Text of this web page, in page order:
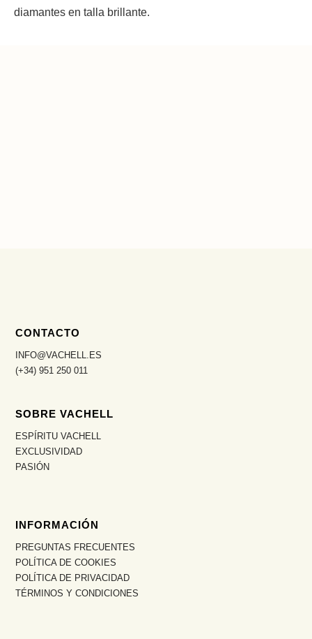
diamantes en talla brillante.
CONTACTO
INFO@VACHELL.ES
(+34) 951 250 011
SOBRE VACHELL
ESPÍRITU VACHELL
EXCLUSIVIDAD
PASIÓN
INFORMACIÓN
PREGUNTAS FRECUENTES
POLÍTICA DE COOKIES
POLÍTICA DE PRIVACIDAD
TÉRMINOS Y CONDICIONES